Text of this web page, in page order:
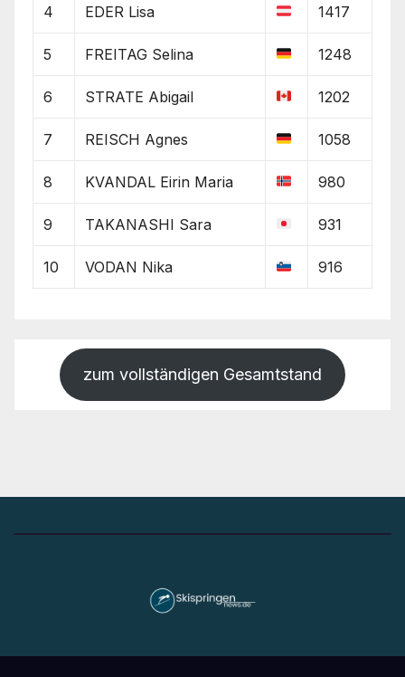
4 EDER Lisa 1417
5 FREITAG Selina 1248
6 STRATE Abigail 1202
7 REISCH Agnes 1058
8 KVANDAL Eirin Maria 980
9 TAKANASHI Sara 931
10 VODAN Nika 916
zum vollständigen Gesamtstand